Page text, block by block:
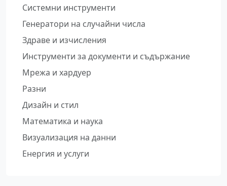
Системни инструменти
Генератори на случайни числа
Здраве и изчисления
Инструменти за документи и съдържание
Мрежа и хардуер
Разни
Дизайн и стил
Математика и наука
Визуализация на данни
Енергия и услуги